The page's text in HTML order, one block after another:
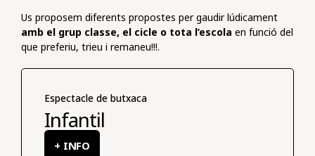
Us proposem diferents propostes per gaudir lúdicament
amb el grup classe, el cicle o tota l’escola en funció del
que preferiu, trieu i remaneu!!!.
Espectacle de butxaca
Infantil
+ INFO